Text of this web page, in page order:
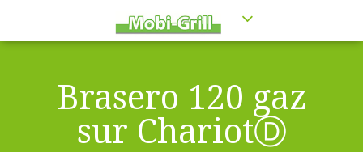
Brasero 120 gaz
sur ChariotⒹ